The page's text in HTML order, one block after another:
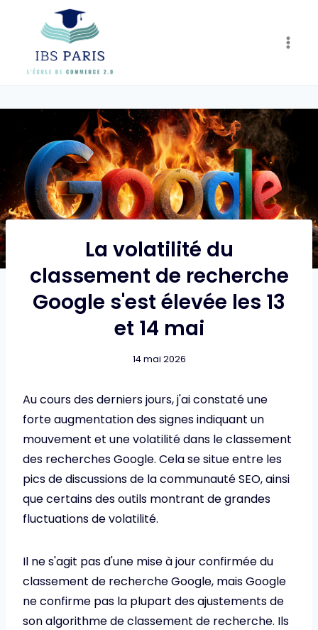
content
La volatilité du
classement de recherche
Google s'est élevée les 13
et 14 mai
14 mai 2026
Au cours des derniers jours, j'ai constaté une
forte augmentation des signes indiquant un
mouvement et une volatilité dans le classement
des recherches Google. Cela se situe entre les
pics de discussions de la communauté SEO, ainsi
que certains des outils montrant de grandes
fluctuations de volatilité.
Il ne s'agit pas d'une mise à jour confirmée du
classement de recherche Google, mais Google
ne confirme pas la plupart des ajustements de
son algorithme de classement de recherche. Ils